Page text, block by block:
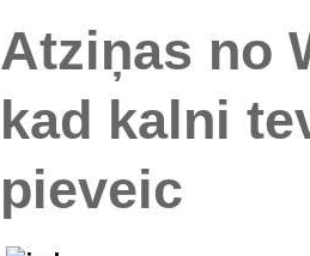
Atziņas no
kad kalni
pieveic